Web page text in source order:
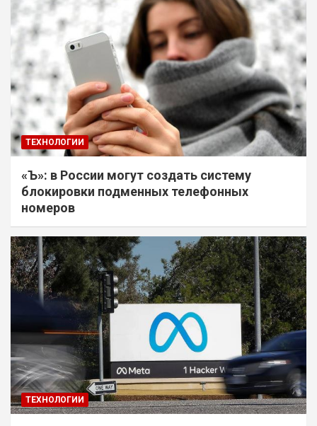
ТЕХНОЛОГИИ
«Ъ»: в России могут создать систему
блокировки подменных телефонных
номеров
ТЕХНОЛОГИИ